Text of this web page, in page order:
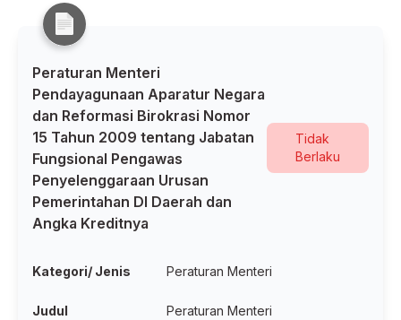
Peraturan Menteri
Pendayagunaan Aparatur Negara
dan Reformasi Birokrasi Nomor
15 Tahun 2009 tentang Jabatan
Fungsional Pengawas
Penyelenggaraan Urusan
Pemerintahan Dl Daerah dan
Angka Kreditnya
Tidak
Berlaku
Kategori/ Jenis Peraturan Menteri
Judul
Peraturan Menteri